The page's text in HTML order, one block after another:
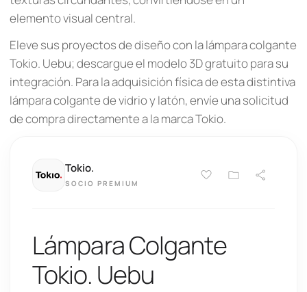
elemento visual central.
Eleve sus proyectos de diseño con la lámpara colgante
Tokio. Uebu; descargue el modelo 3D gratuito para su
integración. Para la adquisición física de esta distintiva
lámpara colgante de vidrio y latón, envíe una solicitud
de compra directamente a la marca Tokio.
Tokio.
SOCIO PREMIUM
Lámpara Colgante
Tokio. Uebu